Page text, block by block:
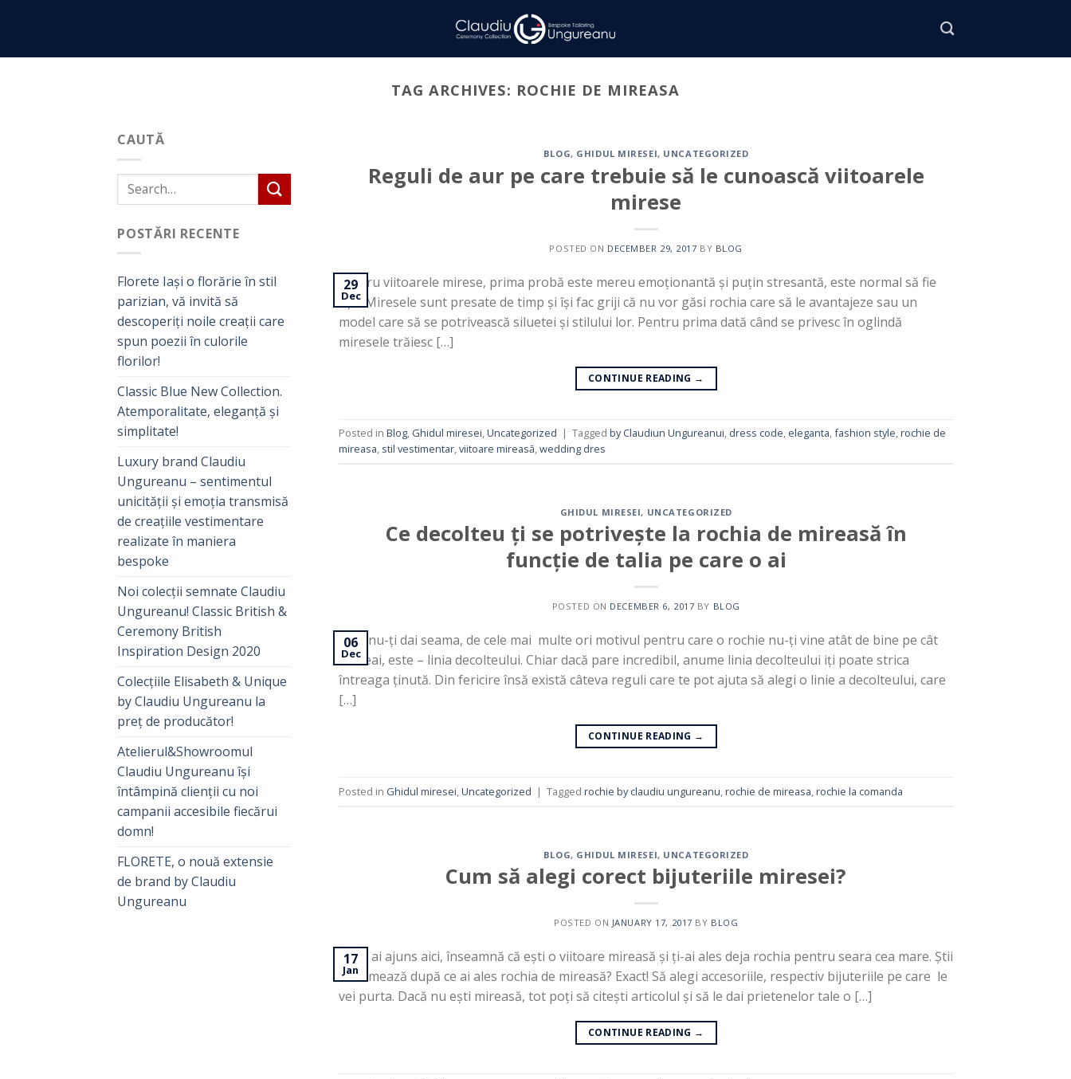
TAG ARCHIVES: ROCHIE DE MIREASA
CAUTĂ
POSTĂRI RECENTE
Florete Iași o florărie în stil
parizian, vă invită să
descoperiți noile creații care
spun poezii în culorile
florilor!
Classic Blue New Collection.
Atemporalitate, eleganță și
simplitate!
Luxury brand Claudiu
Ungureanu – sentimentul
unicității și emoția transmisă
de creațiile vestimentare
realizate în maniera
bespoke
Noi colecții semnate Claudiu
Ungureanu! Classic British &
Ceremony British
Inspiration Design 2020
Colecțiile Elisabeth & Unique
by Claudiu Ungureanu la
preț de producător!
Atelierul&Showroomul
Claudiu Ungureanu își
întâmpină clienții cu noi
campanii accesibile fiecărui
domn!
FLORETE, o nouă extensie
de brand by Claudiu
Ungureanu
BLOG, GHIDUL MIRESEI, UNCATEGORIZED
Reguli de aur pe care trebuie să le cunoască viitoarele
mirese
POSTED ON DECEMBER 29, 2017 BY BLOG
29
Dec
Pentru viitoarele mirese, prima probă este mereu emoționantă și puțin stresantă, este normal să fie
așa. Miresele sunt presate de timp și își fac griji că nu vor găsi rochia care să le avantajeze sau un
model care să se potrivească siluetei și stilului lor. Pentru prima dată când se privesc în oglindă
miresele trăiesc […]
CONTINUE READING →
Posted in Blog, Ghidul miresei,Uncategorized | Tagged by Claudiun Ungureanui, dress code, eleganta,fashion style,rochie de
mireasa, stil vestimentar,viitoare mireasă,wedding dres
GHIDUL MIRESEI, UNCATEGORIZED
Ce decolteu ți se potrivește la rochia de mireasă în
funcție de talia pe care o ai
POSTED ON DECEMBER 6, 2017 BY BLOG
06
Dec
Deși nu-ți dai seama, de cele mai multe ori motivul pentru care o rochie nu-ți vine atât de bine pe cât
credeai, este – linia decolteului. Chiar dacă pare incredibil, anume linia decolteului iți poate strica
întreaga ținută. Din fericire însă există câteva reguli care te pot ajuta să alegi o linie a decolteului, care
[…]
CONTINUE READING →
Posted in Ghidul miresei,Uncategorized | Tagged rochie by claudiu ungureanu,rochie de mireasa,rochie la comanda
BLOG, GHIDUL MIRESEI, UNCATEGORIZED
Cum să alegi corect bijuteriile miresei?
POSTED ON JANUARY 17, 2017 BY BLOG
17
Jan
Dacă ai ajuns aici, înseamnă că ești o viitoare mireasă și ți-ai ales deja rochia pentru seara cea mare. Știi
ce urmează după ce ai ales rochia de mireasă? Exact! Să alegi accesoriile, respectiv bijuteriile pe care le
vei purta. Dacă nu ești mireasă, tot poți să citești articolul și să le dai prietenelor tale o […]
CONTINUE READING →